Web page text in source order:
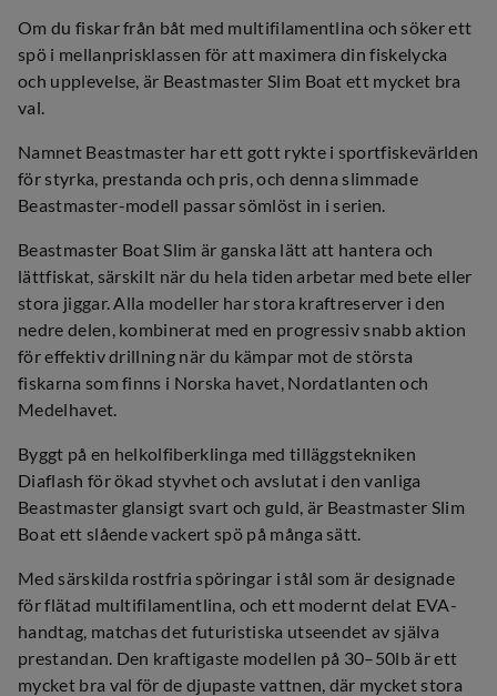
Om du fiskar från båt med multifilamentlina och söker ett
spö i mellanprisklassen för att maximera din fiskelycka
och upplevelse, är Beastmaster Slim Boat ett mycket bra
val.
Namnet Beastmaster har ett gott rykte i sportfiskevärlden
för styrka, prestanda och pris, och denna slimmade
Beastmaster-modell passar sömlöst in i serien.
Beastmaster Boat Slim är ganska lätt att hantera och
lättfiskat, särskilt när du hela tiden arbetar med bete eller
stora jiggar. Alla modeller har stora kraftreserver i den
nedre delen, kombinerat med en progressiv snabb aktion
för effektiv drillning när du kämpar mot de största
fiskarna som finns i Norska havet, Nordatlanten och
Medelhavet.
Byggt på en helkolfiberklinga med tilläggstekniken
Diaflash för ökad styvhet och avslutat i den vanliga
Beastmaster glansigt svart och guld, är Beastmaster Slim
Boat ett slående vackert spö på många sätt.
Med särskilda rostfria spöringar i stål som är designade
för flätad multifilamentlina, och ett modernt delat EVA-
handtag, matchas det futuristiska utseendet av själva
prestandan. Den kraftigaste modellen på 30–50lb är ett
mycket bra val för de djupaste vattnen, där mycket stora